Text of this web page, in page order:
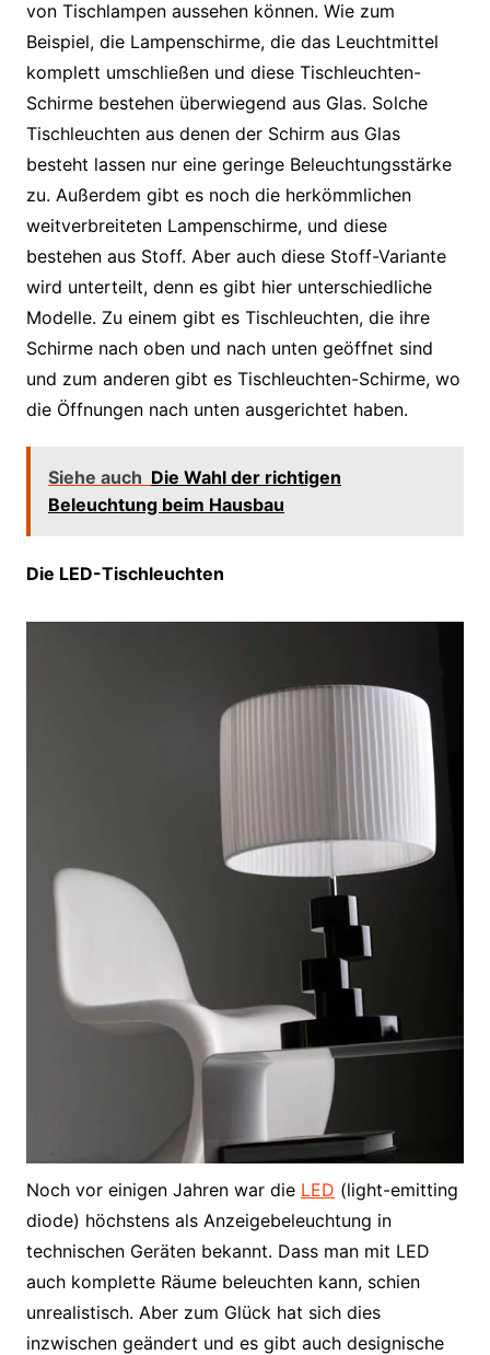
von Tischlampen aussehen können. Wie zum
Beispiel, die Lampenschirme, die das Leuchtmittel
komplett umschließen und diese Tischleuchten-
Schirme bestehen überwiegend aus Glas. Solche
Tischleuchten aus denen der Schirm aus Glas
besteht lassen nur eine geringe Beleuchtungsstärke
zu. Außerdem gibt es noch die herkömmlichen
weitverbreiteten Lampenschirme, und diese
bestehen aus Stoff. Aber auch diese Stoff-Variante
wird unterteilt, denn es gibt hier unterschiedliche
Modelle. Zu einem gibt es Tischleuchten, die ihre
Schirme nach oben und nach unten geöffnet sind
und zum anderen gibt es Tischleuchten-Schirme, wo
die Öffnungen nach unten ausgerichtet haben.
Siehe auch Die Wahl der richtigen
Beleuchtung beim Hausbau
Die LED-Tischleuchten
Noch vor einigen Jahren war die LED (light-emitting
diode) höchstens als Anzeigebeleuchtung in
technischen Geräten bekannt. Dass man mit LED
auch komplette Räume beleuchten kann, schien
unrealistisch. Aber zum Glück hat sich dies
inzwischen geändert und es gibt auch designische